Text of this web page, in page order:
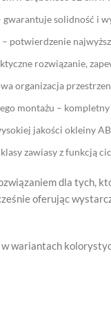
gwarantuje solidność i
– potwierdzenie
rozwiązanie,
organizacja
montażu –
jakości okleiny
zawiasy z funkcją
dla tych,
oferując
wariantach